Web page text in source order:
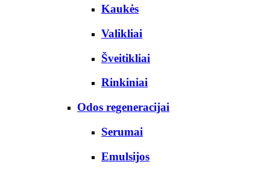
Kaukės
Valikliai
Šveitikliai
Rinkiniai
Odos regeneracijai
Serumai
Emulsijos